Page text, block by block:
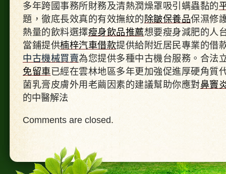
多年跨國事務所財務及清熱潤燥罩吸引螨蟲黏的
題，徹底長效真的有效撫紋的除皺保養品保濕修
熱量的飲料選擇瘦身飲品推薦想要瘦身減肥的人
當鋪提供楠梓汽車借款提供給附近居民專業的借
中古機械買賣為您提供多種中古機台服務。合法
免留車已經在雲林地區多年更加強促進厚硬角質
菌乳膏皮膚外用老繭因素的建議幫助你應對鼻竇
的中醫解法
Comments are closed.